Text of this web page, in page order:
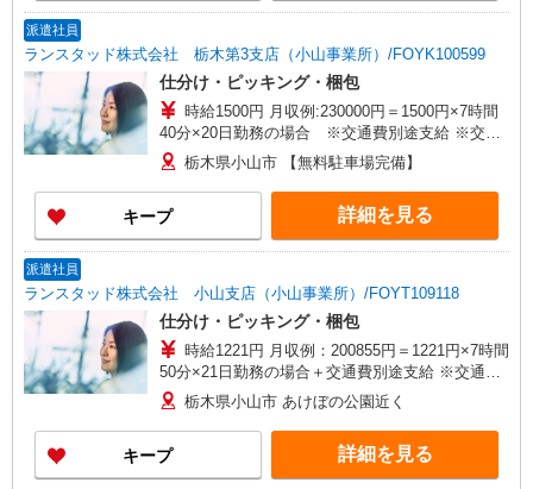
派遣社員
ランスタッド株式会社 栃木第3支店（小山事業所）/FOYK100599
仕分け・ピッキング・梱包
時給1500円 月収例:230000円＝1500円×7時間
40分×20日勤務の場合 ※交通費別途支給 ※交通
費実費支給／当社規定あり。
栃木県小山市 【無料駐車場完備】
キープ 詳細を見る
派遣社員
ランスタッド株式会社 小山支店（小山事業所）/FOYT109118
仕分け・ピッキング・梱包
時給1221円 月収例：200855円＝1221円×7時間
50分×21日勤務の場合＋交通費別途支給 ※交通費
実費支給／当社規定あり。
栃木県小山市 あけぼの公園近く
キープ 詳細を見る